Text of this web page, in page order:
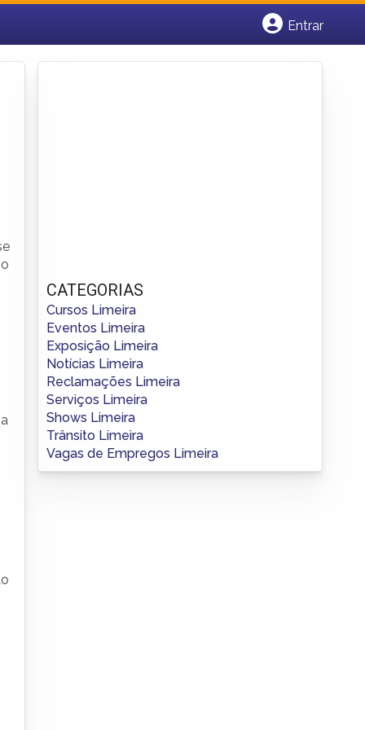
Entrar
CATEGORIAS
Cursos Limeira
Eventos Limeira
Exposição Limeira
Notícias Limeira
Reclamações Limeira
Serviços Limeira
Shows Limeira
Trânsito Limeira
Vagas de Empregos Limeira